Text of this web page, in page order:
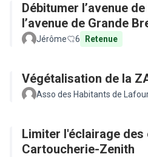
Débitumer l’avenue
l’avenue de Grande
Jérôme 6 Retenue
Végétalisation de la
Asso des Habitants de
Limiter l'éclairage des
Cartoucherie-Zenith